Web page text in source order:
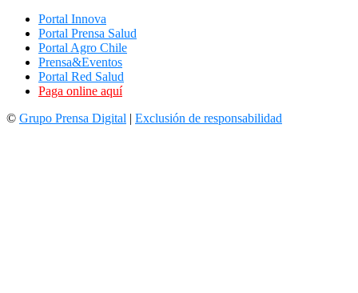
Portal Innova
Portal Prensa Salud
Portal Agro Chile
Prensa&Eventos
Portal Red Salud
Paga online aquí
© Grupo Prensa Digital | Exclusión de responsabilidad